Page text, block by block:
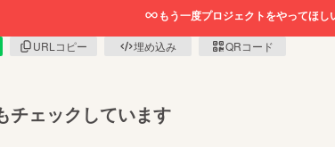
もう一度プロジェクトをやってほし
URLコピー 埋め込み QRコード
チェックしています